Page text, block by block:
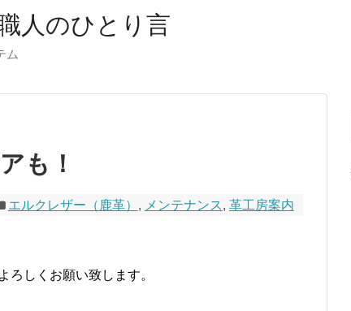
人のひとり言
ム
も！
エルクレザー（鹿革） , メンテナンス, 革工房案内
ろしくお願い致します。